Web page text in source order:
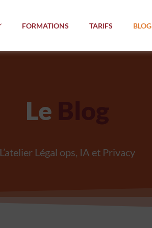
FORMATIONS TARIFS BLOG
Le
L’atelier Légal ops, IA et Privacy